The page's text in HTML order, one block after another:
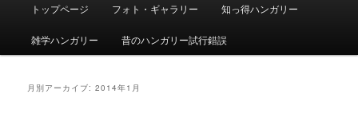
メ
メ
イ
サ
ブ
トップページ フォト・ギャラリー 知っ得ハンガリー
雑学ハンガリー 昔のハンガリー試行錯誤
月別アーカイブ:2014年1月